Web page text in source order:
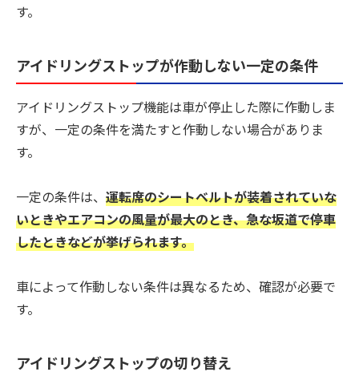
す。
アイドリングストップが作動しない一定の条件
アイドリングストップ機能は車が停止した際に作動しま
すが、一定の条件を満たすと作動しない場合がありま
す。
一定の条件は、 運転席のシートベルトが装着されていな
いときやエアコンの風量が最大のとき、急な坂道で停車
したときなどが挙げられます。
車によって作動しない条件は異なるため、確認が必要で
す。
アイドリングストップの切り替え